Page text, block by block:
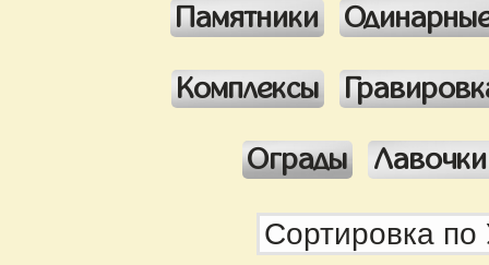
Памятники
Комплексы
Ограды